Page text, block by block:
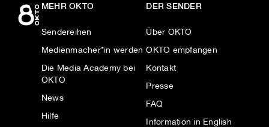
MEHR OKTO
Sendereihen
Medienmacher*in werden
Die Media Academy bei
OKTO
News
Hilfe
DER SENDER
Über OKTO
OKTO empfangen
Kontakt
Presse
FAQ
Information in English